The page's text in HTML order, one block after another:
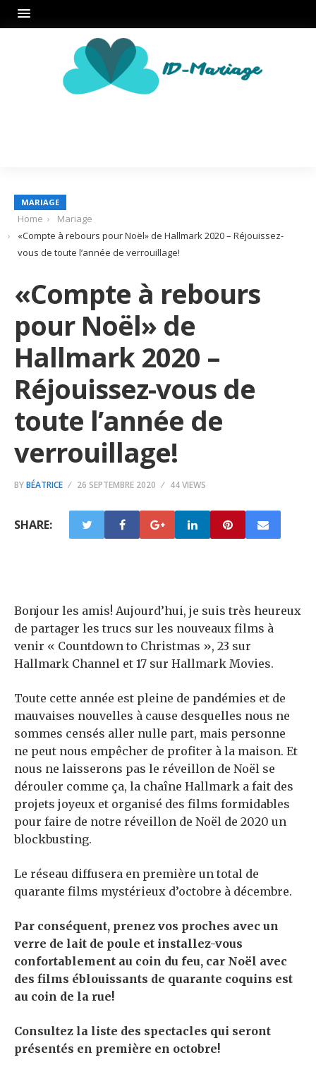
MARIAGE
Home
Mariage
«Compte à rebours pour Noël» de Hallmark 2020 – Réjouissez-
vous de toute l’année de verrouillage!
«Compte à rebours
pour Noël» de
Hallmark 2020 –
Réjouissez-vous de
toute l’année de
verrouillage!
BYBÉATRICE 26 SEPTEMBRE 2020 44 VIEWS
SHARE:
Bonjour les amis! Aujourd’hui, je suis très heureux
de partager les trucs sur les nouveaux films à
venir « Countdown to Christmas », 23 sur
Hallmark Channel et 17 sur Hallmark Movies.
Toute cette année est pleine de pandémies et de
mauvaises nouvelles à cause desquelles nous ne
sommes censés aller nulle part, mais personne
ne peut nous empêcher de profiter à la maison. Et
nous ne laisserons pas le réveillon de Noël se
dérouler comme ça, la chaîne Hallmark a fait des
projets joyeux et organisé des films formidables
pour faire de notre réveillon de Noël de 2020 un
blockbusting.
Le réseau diffusera en première un total de
quarante films mystérieux d’octobre à décembre.
Par conséquent, prenez vos proches avec un
verre de lait de poule et installez-vous
confortablement au coin du feu, car Noël avec
des films éblouissants de quarante coquins est
au coin de la rue!
Consultez la liste des spectacles qui seront
présentés en première en octobre!